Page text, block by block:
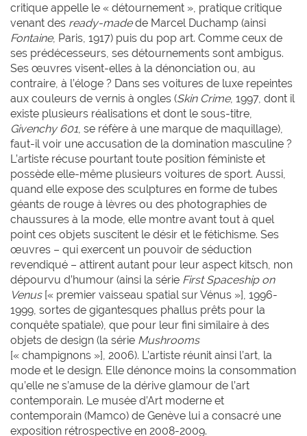
critique appelle le « détournement », pratique critique
venant des ready-madede Marcel Duchamp (ainsi
Fontaine, Paris, 1917) puis du pop art. Comme ceux de
ses prédécesseurs, ses détournements sont ambigus.
Ses œuvres visent-elles à la dénonciation ou, au
contraire, à l’éloge ? Dans ses voitures de luxe repeintes
aux couleurs de vernis à ongles (Skin Crime, 1997, dont il
existe plusieurs réalisations et dont le sous-titre,
Givenchy 601, se réfère à une marque de maquillage),
faut-il voir une accusation de la domination masculine ?
L’artiste récuse pourtant toute position féministe et
possède elle-même plusieurs voitures de sport. Aussi,
quand elle expose des sculptures en forme de tubes
géants de rouge à lèvres ou des photographies de
chaussures à la mode, elle montre avant tout à quel
point ces objets suscitent le désir et le fétichisme. Ses
œuvres – qui exercent un pouvoir de séduction
revendiqué – attirent autant pour leur aspect kitsch, non
dépourvu d’humour (ainsi la série First Spaceship on
Venus[« premier vaisseau spatial sur Vénus »], 1996-
1999, sortes de gigantesques phallus prêts pour la
conquête spatiale), que pour leur fini similaire à des
objets de design (la série Mushrooms
[« champignons »], 2006). L’artiste réunit ainsi l’art, la
mode et le design. Elle dénonce moins la consommation
qu’elle ne s’amuse de la dérive glamour de l’art
contemporain. Le musée d’Art moderne et
contemporain (Mamco) de Genève lui a consacré une
exposition rétrospective en 2008-2009.